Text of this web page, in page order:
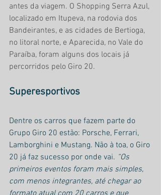
antes da viagem. O Shopping Serra Azul,
localizado em Itupeva, na rodovia dos
Bandeirantes, e as cidades de Bertioga,
no litoral norte, e Aparecida, no Vale do
Paraíba, foram alguns dos locais já
percorridos pelo Giro 20.
Superesportivos
Dentre os carros que fazem parte do
Grupo Giro 20 estão: Porsche, Ferrari,
Lamborghini e Mustang. Não à toa, o Giro
20 já faz sucesso por onde vai. “Os
primeiros eventos foram mais simples,
com menos integrantes, até chegar ao